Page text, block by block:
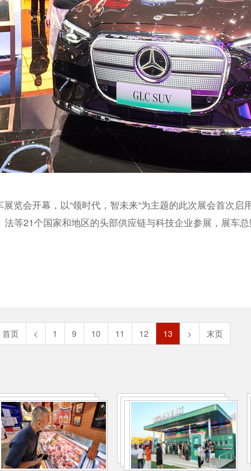
览会开幕，以“领时代，智未来“为主题的此次展会首次
等21个国家和地区的头部供应链与科技企业参展，展车
首页 < 1 9 10 11 12 13 > 末页